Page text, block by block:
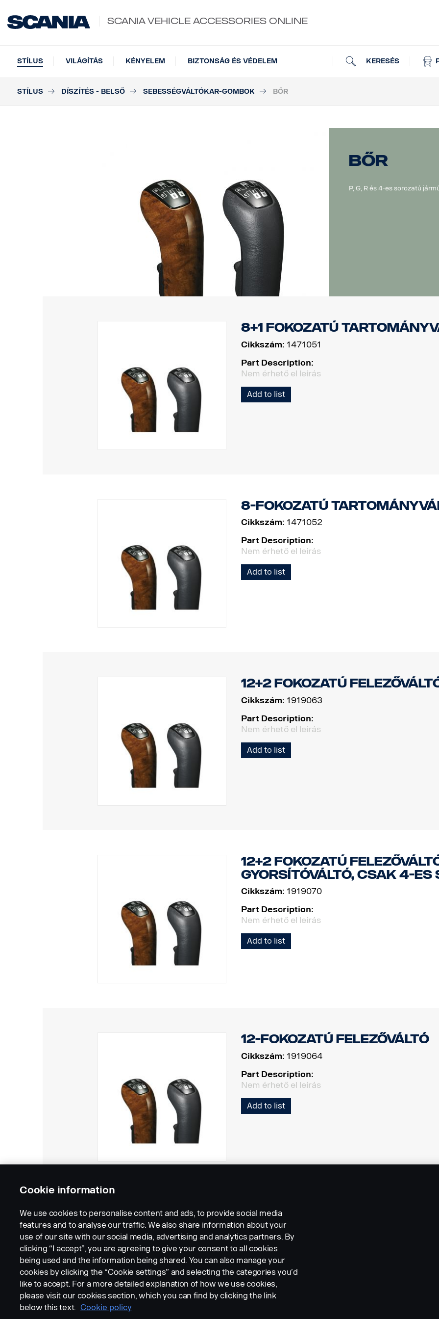
SCANIA VEHICLE ACCESSORIES ONLINE
KERESÉS
STÍLUS VILÁGÍTÁS KÉNYELEM BIZTONSÁG ÉS VÉDELEM
STÍLUS DÍSZÍTÉS - BELSŐ SEBESSÉGVÁLTÓKAR-GOMBOK BŐR
Bőr
P, G, R és 4-es sorozatú
8+1 fokozatú
Cikkszám: 1471051
Part Description:
Nem érhető el leírás
Add to list
8-fokozatú
Cikkszám: 1471052
Part Description:
Nem érhető el leírás
Add to list
12+2 fokozatú
Cikkszám: 1919063
Part Description:
Nem érhető el leírás
Add to list
12+2 fokozatú
gyorsítóváltó, csak 4-es
Cikkszám: 1919070
Part Description:
Nem érhető el leírás
Add to list
12-fokozatú felezőváltó
Cikkszám: 1919064
Part Description:
Nem érhető el leírás
Add to list
LEGAL NOTICE COOKIES PRIVACY STATEMENT
Cookie information
We use cookies to personalise content and ads, to provide social media
features and to analyse our traffic. We also share information about your
use of our site with our social media, advertising and analytics partners. By
clicking “I accept”, you are agreeing to give your consent to all cookies
being used and the information being shared. You can also manage your
cookies by clicking the “Cookie settings” and selecting the categories you’d
like to accept. For a more detailed explanation of how we use cookies,
please visit our cookies section, which you can find by clicking the link
below this text. Cookie policy